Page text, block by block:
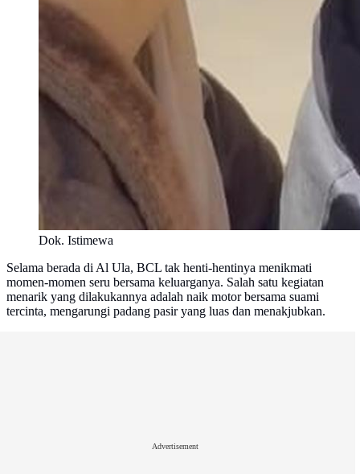
Dok. Istimewa
Selama berada di Al Ula, BCL tak henti-hentinya menikmati
momen-momen seru bersama keluarganya. Salah satu kegiatan
menarik yang dilakukannya adalah naik motor bersama suami
tercinta, mengarungi padang pasir yang luas dan menakjubkan.
Advertisement